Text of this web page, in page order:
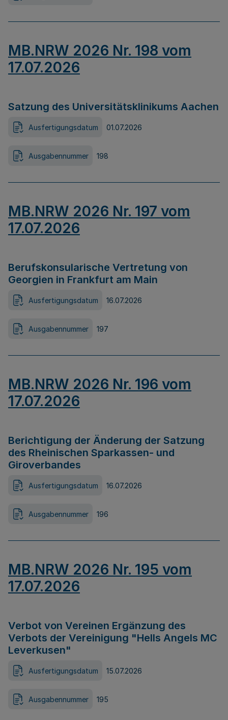
MB.NRW 2026 Nr. 198 vom
17.07.2026
Satzung des Universitätsklinikums Aachen
Ausfertigungsdatum 01.07.2026
Ausgabennummer 198
MB.NRW 2026 Nr. 197 vom
17.07.2026
Berufskonsularische Vertretung von
Georgien in Frankfurt am Main
Ausfertigungsdatum 16.07.2026
Ausgabennummer 197
MB.NRW 2026 Nr. 196 vom
17.07.2026
Berichtigung der Änderung der Satzung
des Rheinischen Sparkassen- und
Giroverbandes
Ausfertigungsdatum 16.07.2026
Ausgabennummer 196
MB.NRW 2026 Nr. 195 vom
17.07.2026
Verbot von Vereinen Ergänzung des
Verbots der Vereinigung "Hells Angels MC
Leverkusen"
Ausfertigungsdatum 15.07.2026
Ausgabennummer 195